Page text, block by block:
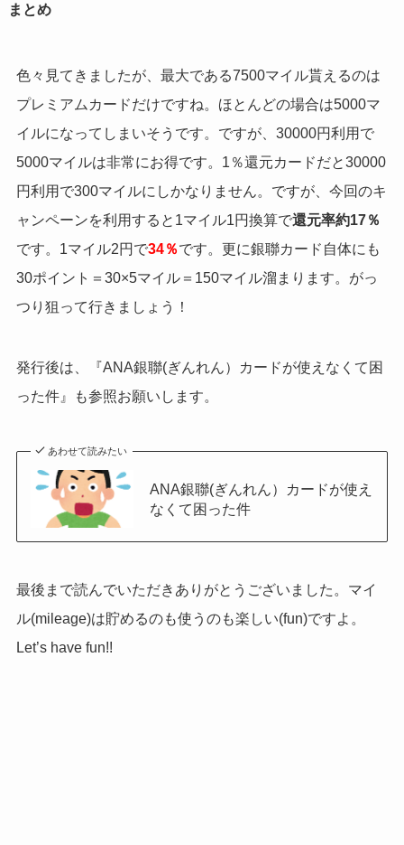
まとめ
色々見てきましたが、最大である7500マイル貰えるのは
プレミアムカードだけですね。ほとんどの場合は5000マ
イルになってしまいそうです。ですが、30000円利用で
5000マイルは非常にお得です。1％還元カードだと30000
円利用で300マイルにしかなりません。ですが、今回のキ
ャンペーンを利用すると1マイル1円換算で還元率約17％
です。1マイル2円で34％です。更に銀聯カード自体にも
30ポイント＝30×5マイル＝150マイル溜まります。がっ
つり狙って行きましょう！
発行後は、『ANA銀聯(ぎんれん）カードが使えなくて困
った件』も参照お願いします。
あわせて読みたい
ANA銀聯(ぎんれん）カードが使え
なくて困った件
最後まで読んでいただきありがとうございました。マイ
ル(mileage)は貯めるのも使うのも楽しい(fun)ですよ。
Let’s have fun!!